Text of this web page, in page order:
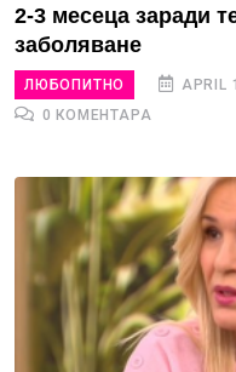
2-3 месеца заради
заболяване
ЛЮБОПИТНО APRIL
0 КОМЕНТАРА